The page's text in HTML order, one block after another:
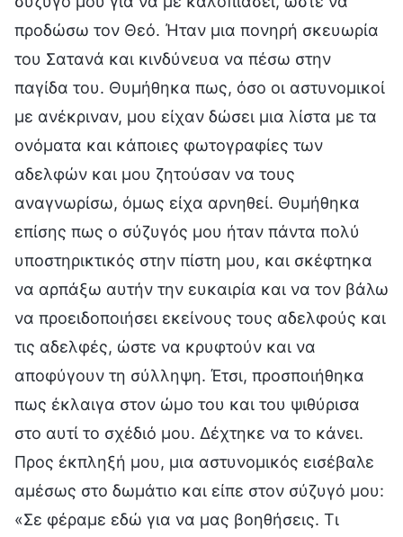
προδώσω τον Θεό. Ήταν μια πονηρή σκευωρία
του Σατανά και κινδύνευα να πέσω στην
παγίδα του. Θυμήθηκα πως, όσο οι αστυνομικοί
με ανέκριναν, μου είχαν δώσει μια λίστα με τα
ονόματα και κάποιες φωτογραφίες των
αδελφών και μου ζητούσαν να τους
αναγνωρίσω, όμως είχα αρνηθεί. Θυμήθηκα
επίσης πως ο σύζυγός μου ήταν πάντα πολύ
υποστηρικτικός στην πίστη μου, και σκέφτηκα
να αρπάξω αυτήν την ευκαιρία και να τον βάλω
να προειδοποιήσει εκείνους τους αδελφούς και
τις αδελφές, ώστε να κρυφτούν και να
αποφύγουν τη σύλληψη. Έτσι, προσποιήθηκα
πως έκλαιγα στον ώμο του και του ψιθύρισα
στο αυτί το σχέδιό μου. Δέχτηκε να το κάνει.
Προς έκπληξή μου, μια αστυνομικός εισέβαλε
αμέσως στο δωμάτιο και είπε στον σύζυγό μου:
«Σε φέραμε εδώ για να μας βοηθήσεις. Τι